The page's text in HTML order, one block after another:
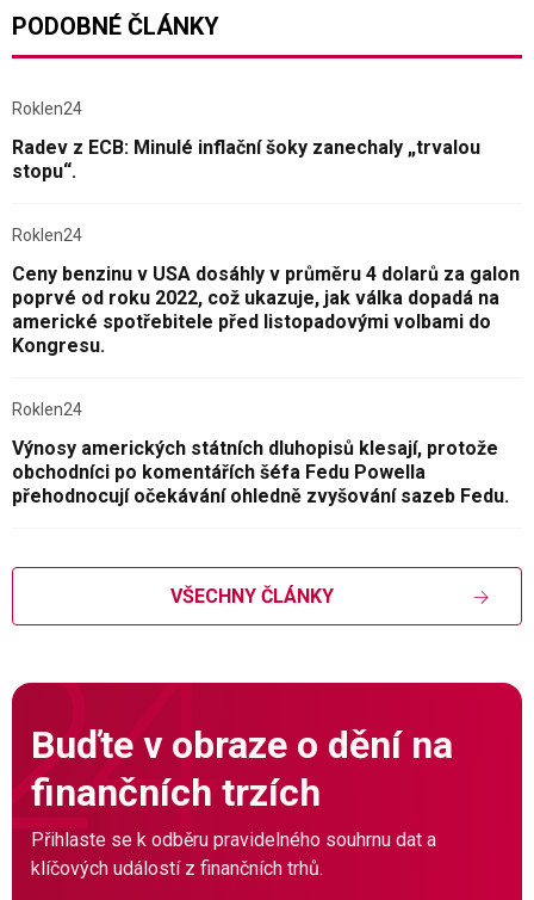
PODOBNÉ ČLÁNKY
Roklen24
Radev z ECB: Minulé inflační šoky zanechaly „trvalou
stopu“.
Roklen24
Ceny benzinu v USA dosáhly v průměru 4 dolarů za galon
poprvé od roku 2022, což ukazuje, jak válka dopadá na
americké spotřebitele před listopadovými volbami do
Kongresu.
Roklen24
Výnosy amerických státních dluhopisů klesají, protože
obchodníci po komentářích šéfa Fedu Powella
přehodnocují očekávání ohledně zvyšování sazeb Fedu.
VŠECHNY ČLÁNKY
Buďte v obraze o dění na
finančních trzích
Přihlaste se k odběru pravidelného souhrnu dat a
klíčových událostí z finančních trhů.